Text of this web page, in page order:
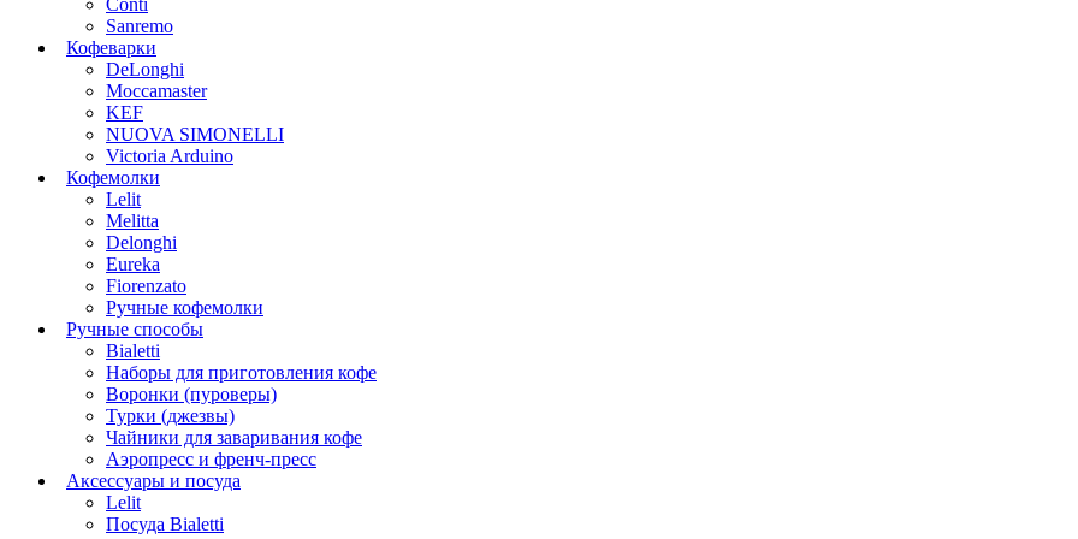
Conti
Sanremo
Кофеварки
DeLonghi
Moccamaster
KEF
NUOVA SIMONELLI
Victoria Arduino
Кофемолки
Lelit
Melitta
Delonghi
Eureka
Fiorenzato
Ручные кофемолки
Ручные способы
Bialetti
Наборы для приготовления кофе
Воронки (пуроверы)
Турки (джезвы)
Чайники для заваривания кофе
Аэропресс и френч-пресс
Аксессуары и посуда
Lelit
Посуда Bialetti